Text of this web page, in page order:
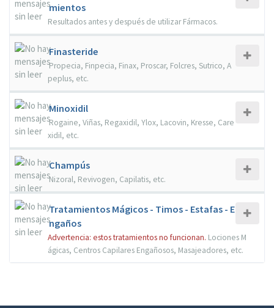
mientos
Resultados antes y después de utilizar Fármacos.
Finasteride
Propecia, Finpecia, Finax, Proscar, Folcres, Sutrico, A
peplus, etc.
Minoxidil
Rogaine, Viñas, Regaxidil, Ylox, Lacovin, Kresse, Care
xidil, etc.
Champús
Nizoral, Revivogen, Capilatis, etc.
Tratamientos Mágicos - Timos - Estafas - E
ngaños
Advertencia: estos tratamientos no funcionan. Lociones M
ágicas, Centros Capilares Engañosos, Masajeadores, etc.